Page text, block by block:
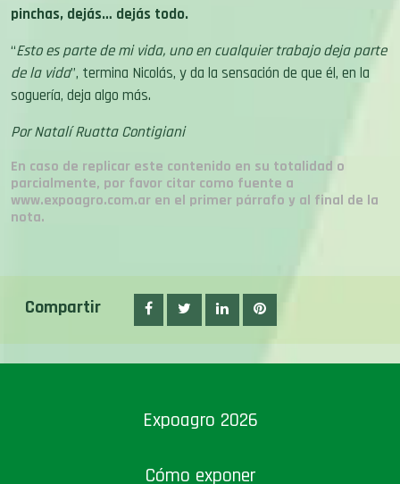
pinchas, dejás… dejás todo.
“Esto es parte de mi vida, uno en cualquier trabajo deja parte
de la vida”, termina Nicolás, y da la sensación de que él, en la
soguería, deja algo más.
Por Natalí Ruatta Contigiani
En caso de replicar este contenido en su totalidad o
parcialmente, por favor citar como fuente a
www.expoagro.com.ar en el primer párrafo y al final de la
nota.
Compartir
Expoagro 2026
Cómo exponer